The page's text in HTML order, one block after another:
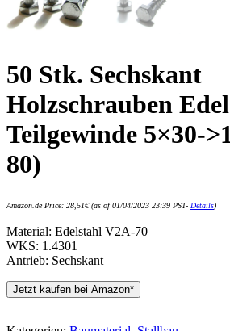
50 Stk. Sechskant
Holzschrauben
Teilgewinde 5×30-
80)
Amazon.de Price: 28,51€(as of 01/04/2023 23:39 PST- Details)
Material: Edelstahl V2A-70
WKS: 1.4301
Antrieb: Sechskant
Jetzt kaufen bei Amazon*